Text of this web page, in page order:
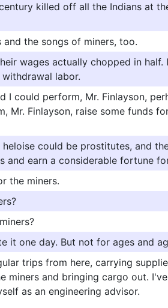
killed off all the Indians at
and the songs of miners, too.
wages actually chopped in
labor.
I could perform, Mr. Finlayson,
Mr. Finlayson, raise some funds
heloise could be prostitutes, and
and earn a considerable fortune
the miners.
it one day. But not for ages and
trips from here, carrying
miners and bringing cargo out.
as an engineering advisor.